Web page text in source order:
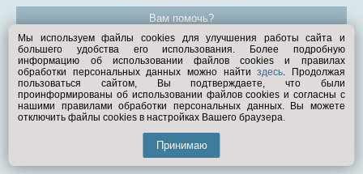
Вам помочь?
© Exist.ru 1998—2026
Мы используем файлы cookies для улучшения работы сайта и
большего удобства его использования. Более подробную
информацию об использовании файлов cookies и правилах
обработки персональных данных можно найтиздесь. Продолжая
пользоваться сайтом, Вы подтверждаете, что были
проинформированы об использовании файлов cookies и согласны с
нашими правилами обработки персональных данных. Вы можете
отключить файлы cookies в настройках Вашего браузера.
Принимаю